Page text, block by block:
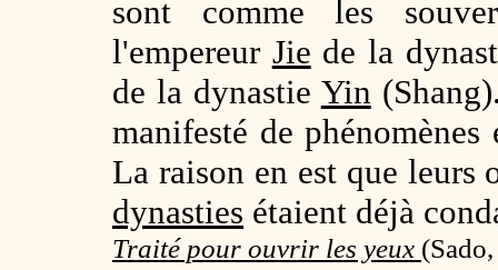
sont comme les
l'empereur Jie de la
de la dynastie Yin
manifesté de
La raison en est que leurs
dynasties étaient déjà
Traité pour ouvrir les yeux (